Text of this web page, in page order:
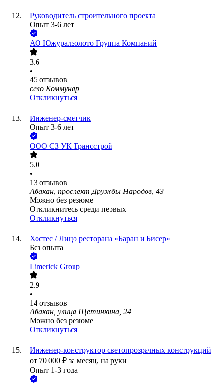
Руководитель строительного проекта
Опыт 3-6 лет
АО Южуралзолото Группа Компаний
3.6
•
45 отзывов
село Коммунар
Откликнуться
Инженер-сметчик
Опыт 3-6 лет
ООО СЗ УК Трансстрой
5.0
•
13 отзывов
Абакан, проспект Дружбы Народов, 43
Можно без резюме
Откликнитесь среди первых
Откликнуться
Хостес / Лицо ресторана «Баран и Бисер»
Без опыта
Limerick Group
2.9
•
14 отзывов
Абакан, улица Щетинкина, 24
Можно без резюме
Откликнуться
Инженер-конструктор светопрозрачных конструкций
от 70 000 ₽ за месяц, на руки
Опыт 1-3 года